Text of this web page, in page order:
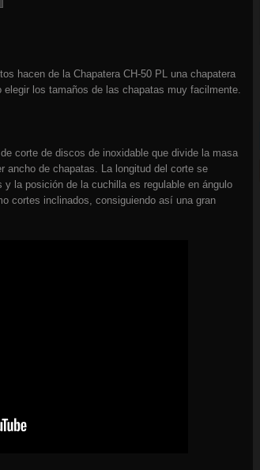
hacen de la Chapatera CH-50 PL una chapatera
los tamaños de las chapatas muy facilmente.
corte de discos de inoxidable que divide la masa
ancho de chapatas. La longitud del corte se
la posición de la cuchilla es regulable en ángulo
cortes inclinados, consiguiendo así una gran